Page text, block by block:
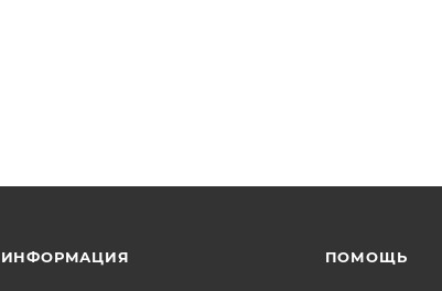
ИНФОРМАЦИЯ ПОМОЩЬ